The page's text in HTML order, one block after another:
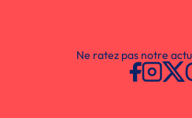
Ne ratez pas notre